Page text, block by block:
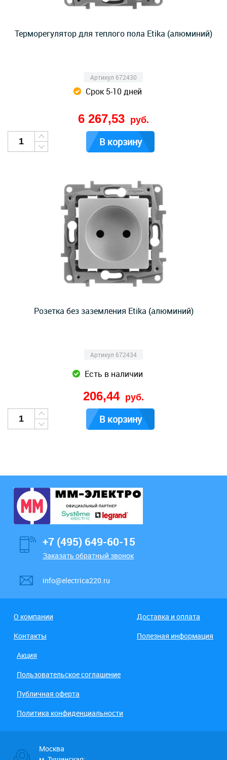
Терморегулятор для теплого пола Etika (алюминий)
Артикул 672430
Срок 5-10 дней
6 267,53 руб.
В корзину
Розетка без заземления Etika (алюминий)
Артикул 672434
Есть в наличии
206,44 руб.
В корзину
+7 (495) 649-60-15
Заказать обратный звонок
info@electrica220.ru
О компании
Доставка и оплата
Контакты
Полезная информация
Акция
Пользовательское соглашение
Публичная оферта
Политика конфиденциальности
Москва